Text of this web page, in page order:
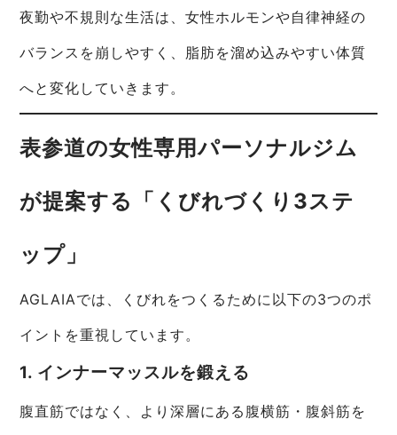
夜勤や不規則な生活は、女性ホルモンや自律神経の
バランスを崩しやすく、脂肪を溜め込みやすい体質
へと変化していきます。
表参道の女性専用パーソナルジム
が提案する「くびれづくり3ステ
ップ」
AGLAIAでは、くびれをつくるために以下の3つのポ
イントを重視しています。
1. インナーマッスルを鍛える
腹直筋ではなく、より深層にある腹横筋・腹斜筋を